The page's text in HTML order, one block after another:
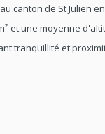
canton de St Julien
et une moyenne
tranquillité et